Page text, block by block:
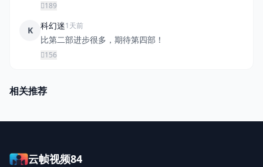
189
K 科幻迷1天前
比第二部进步很多，期待第四部！
156
相关推荐
云帧视频84